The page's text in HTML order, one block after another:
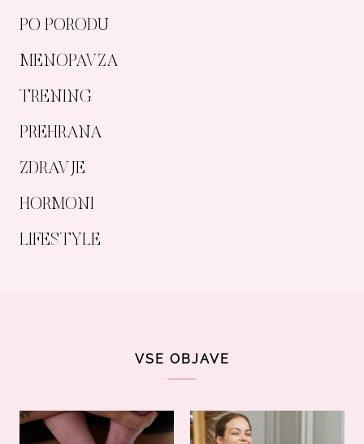
PO PORODU
MENOPAVZA
TRENING
PREHRANA
ZDRAVJE
HORMONI
LIFESTYLE
VSE OBJAVE